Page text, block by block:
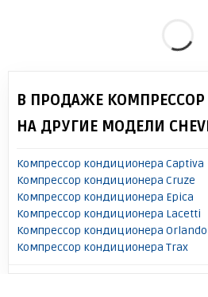
В ПРОДАЖЕ
НА ДРУГИЕ МОДЕЛИ
Компрессор кондиционера Captiva
Компрессор кондиционера Cruze
Компрессор кондиционера Epica
Компрессор кондиционера Lacetti
Компрессор кондиционера Orlando
Компрессор кондиционера Trax